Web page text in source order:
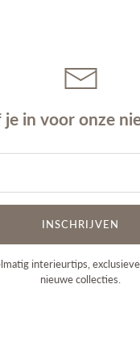
je in voor onze
INSCHRIJVEN
interieurtips,
nieuwe collecties.